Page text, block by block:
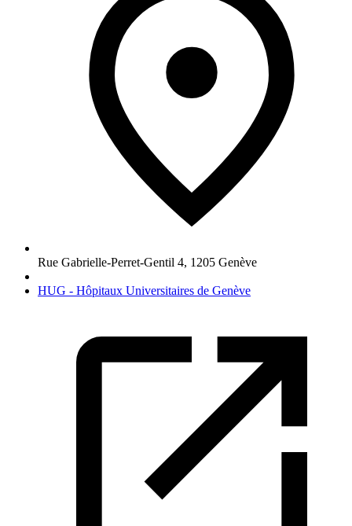
Rue Gabrielle-Perret-Gentil 4, 1205 Genève
HUG - Hôpitaux Universitaires de Genève